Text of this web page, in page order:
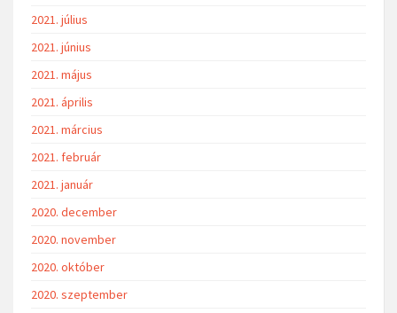
2021. július
2021. június
2021. május
2021. április
2021. március
2021. február
2021. január
2020. december
2020. november
2020. október
2020. szeptember